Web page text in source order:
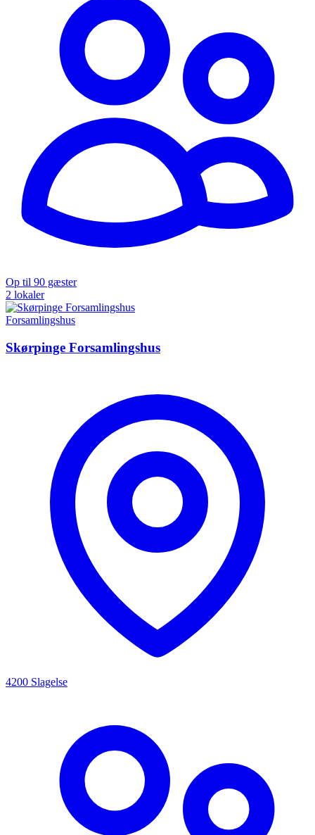
Op til 90 gæster
2 lokaler
Forsamlingshus
Skørpinge Forsamlingshus
4200 Slagelse